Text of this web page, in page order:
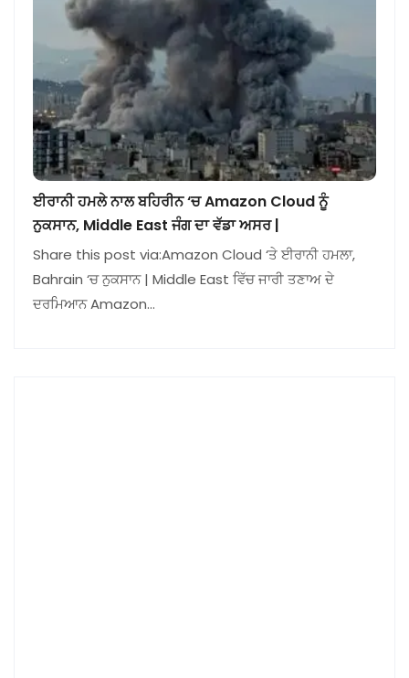
ਈਰਾਨੀ ਹਮਲੇ ਨਾਲ ਬਹਿਰੀਨ ‘ਚ Amazon Cloud ਨੂੰ
ਨੁਕਸਾਨ, Middle East ਜੰਗ ਦਾ ਵੱਡਾ ਅਸਰ |
Share this post via:Amazon Cloud ‘ਤੇ ਈਰਾਨੀ ਹਮਲਾ,
Bahrain ‘ਚ ਨੁਕਸਾਨ | Middle East ਵਿੱਚ ਜਾਰੀ ਤਣਾਅ ਦੇ
ਦਰਮਿਆਨ Amazon…